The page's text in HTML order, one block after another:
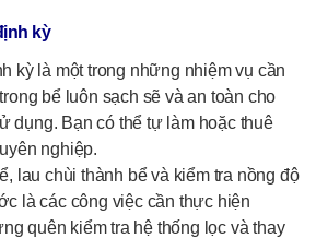
kỳ
kỳ là một trong những nhiệm vụ cần
bể luôn sạch sẽ và an toàn cho
dụng. Bạn có thể tự làm hoặc thuê
nghiệp.
lau chùi thành bể và kiểm tra nồng độ
là các công việc cần thực hiện
quên kiểm tra hệ thống lọc và thay